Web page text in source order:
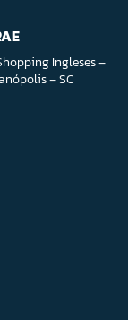
Ingleses –
– SC